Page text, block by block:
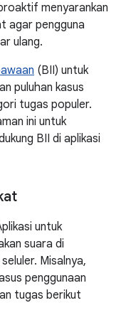
menyarankan
agar pengguna
ulang.
(BII) untuk
puluhan kasus
tugas populer.
ini untuk
BII di aplikasi
untuk
suara di
Misalnya,
penggunaan
tugas berikut